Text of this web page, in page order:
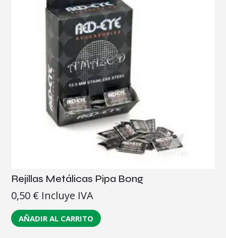
Rejillas Metálicas Pipa Bong
0,50 € Incluye IVA
AÑADIR AL CARRITO